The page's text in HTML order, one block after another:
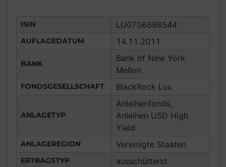
ISIN LU0706698544
AUFLAGEDATUM 14.11.2011
BANK
Bank of New York
Mellon
FONDSGESELLSCHAFT BlackRock Lux
ANLAGETYP
Anleihenfonds,
Anleihen USD High
Yield
ANLAGEREGION Vereinigte Staaten
ERTRAGSTYP ausschüttend